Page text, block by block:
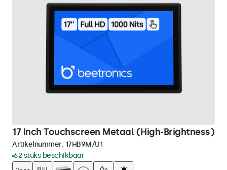
17 Inch Touchscreen Metaal (High-Brightness)
Artikelnummer: 17HB9M/U1
62 stuks beschikbaar